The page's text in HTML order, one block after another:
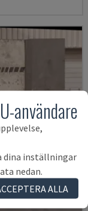
användare
dina inställningar
nedan.
ALLA